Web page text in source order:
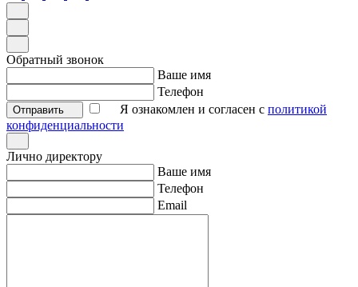
Обратный звонок
Ваше имя
Телефон
Отправить Я ознакомлен и согласен с политикой
конфиденциальности
Лично директору
Ваше имя
Телефон
Email